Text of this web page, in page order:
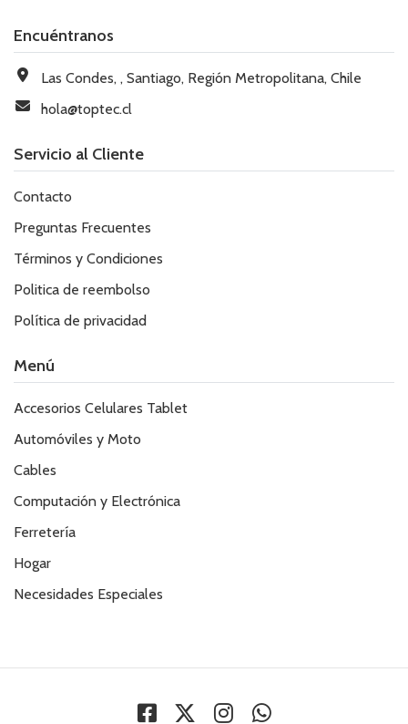
Encuéntranos
Las Condes, , Santiago, Región Metropolitana, Chile
hola@toptec.cl
Servicio al Cliente
Contacto
Preguntas Frecuentes
Términos y Condiciones
Politica de reembolso
Política de privacidad
Menú
Accesorios Celulares Tablet
Automóviles y Moto
Cables
Computación y Electrónica
Ferretería
Hogar
Necesidades Especiales